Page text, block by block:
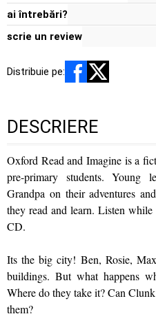
ai întrebări?
scrie un review
Distribuie pe:
DESCRIERE
Oxford Read and Imagine is a
pre-primary students. Young
Grandpa on their adventures
they read and learn. Listen
CD.
Its the big city! Ben, Rosie,
buildings. But what happens
Where do they take it? Can
them?